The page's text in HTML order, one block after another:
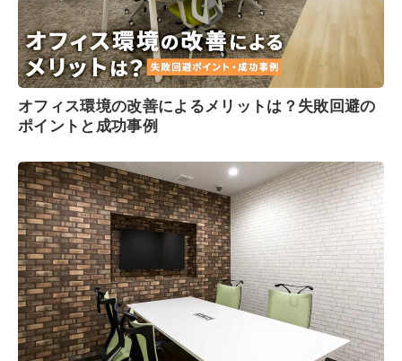
オフィス環境の改善によるメリットは？失敗回避の
ポイントと成功事例